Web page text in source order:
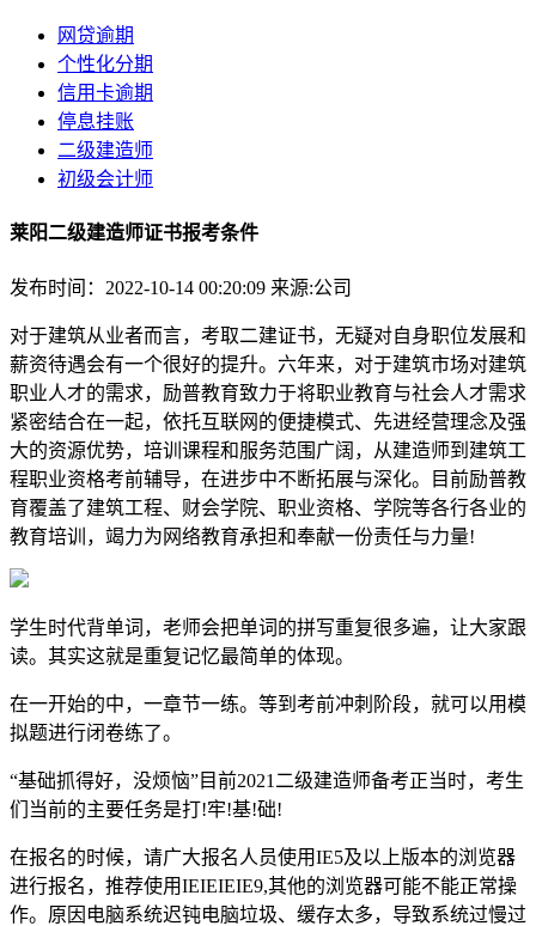
网贷逾期
个性化分期
信用卡逾期
停息挂账
二级建造师
初级会计师
莱阳二级建造师证书报考条件
发布时间：2022-10-14 00:20:09 来源:公司
对于建筑从业者而言，考取二建证书，无疑对自身职位发展和
薪资待遇会有一个很好的提升。六年来，对于建筑市场对建筑
职业人才的需求，励普教育致力于将职业教育与社会人才需求
紧密结合在一起，依托互联网的便捷模式、先进经营理念及强
大的资源优势，培训课程和服务范围广阔，从建造师到建筑工
程职业资格考前辅导，在进步中不断拓展与深化。目前励普教
育覆盖了建筑工程、财会学院、职业资格、学院等各行各业的
教育培训，竭力为网络教育承担和奉献一份责任与力量!
学生时代背单词，老师会把单词的拼写重复很多遍，让大家跟
读。其实这就是重复记忆最简单的体现。
在一开始的中，一章节一练。等到考前冲刺阶段，就可以用模
拟题进行闭卷练了。
“基础抓得好，没烦恼”目前2021二级建造师备考正当时，考生
们当前的主要任务是打!牢!基!础!
在报名的时候，请广大报名人员使用IE5及以上版本的浏览器
进行报名，推荐使用IEIEIEIE9,其他的浏览器可能不能正常操
作。原因电脑系统迟钝电脑垃圾、缓存太多，导致系统过慢过